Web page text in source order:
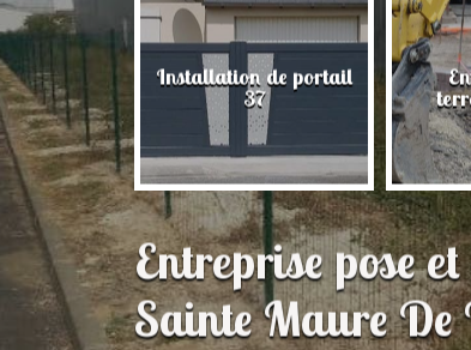
37 Installation de portail
37
Entreprise pose
Sainte Maure